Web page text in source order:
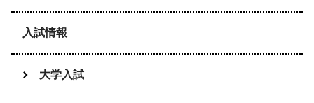
入試情報
大学入試